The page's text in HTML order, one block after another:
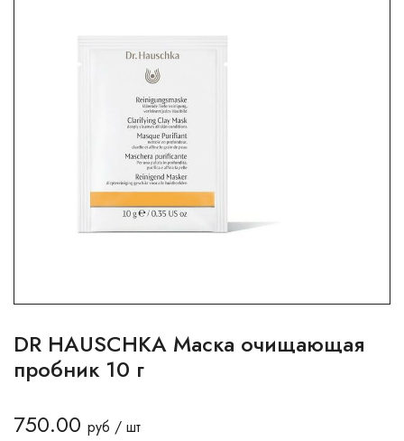
DR HAUSCHKA Маска очищающая
пробник 10 г
750.00 руб / шт